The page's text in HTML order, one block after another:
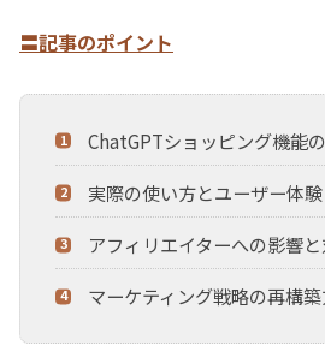
〓記事のポイント
ChatGPTショッピング機能
実際の使い方とユーザー体験
アフィリエイターへの影響
マーケティング戦略の再構